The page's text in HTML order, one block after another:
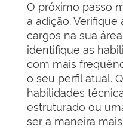
O próximo passo
a adição. Verifique
cargos na sua
identifique as
com mais
o seu perfil atual.
habilidades
estruturado ou
ser a maneira